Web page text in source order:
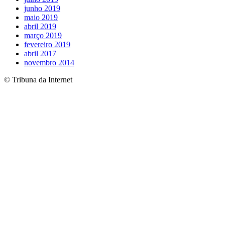
junho 2019
maio 2019
abril 2019
março 2019
fevereiro 2019
abril 2017
novembro 2014
© Tribuna da Internet